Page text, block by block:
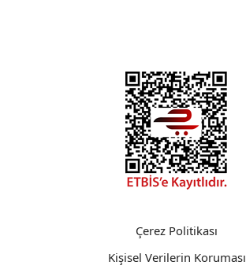
Çerez Politikası
Kişisel Verilerin Koruması